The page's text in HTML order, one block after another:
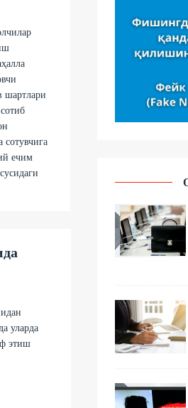
шартлари
сотувчига
ечим
уларда
этиш